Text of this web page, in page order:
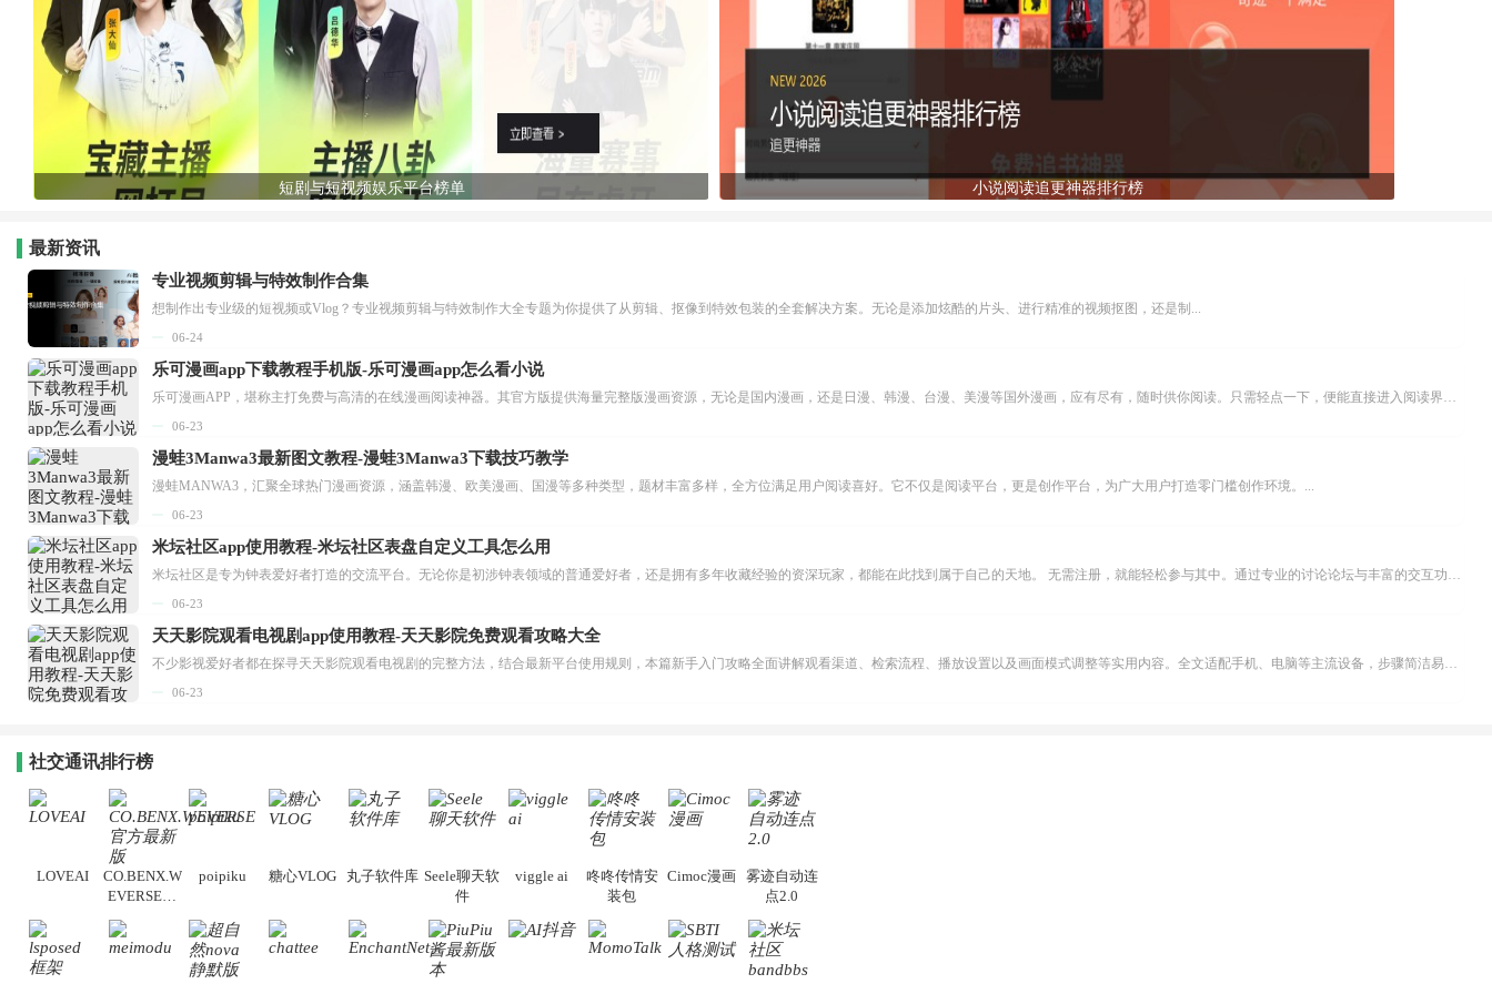
短剧与短视频娱乐平台榜单 小说阅读追更神器排行榜
最新资讯
专业视频剪辑与特效制作合集
想制作出专业级的短视频或Vlog？专业视频剪辑与特效制作大全专题为你提供了从剪辑、抠像到特效包装的全套解决方案。无论是添加炫酷的片头、进行精准的视频抠图，还是制...
06-24
乐可漫画app下载教程手机版-乐可漫画app怎么看小说
乐可漫画APP，堪称主打免费与高清的在线漫画阅读神器。其官方版提供海量完整版漫画资源，无论是国内漫画，还是日漫、韩漫、台漫、美漫等国外漫画，应有尽有，随时供你阅读。只需轻点一下，便能直接进入阅读界面。不仅如此，乐可漫画最新版本更新速度极快，在这里，你总能抢先看到全网一手漫画章节内容！...
06-23
漫蛙3Manwa3最新图文教程-漫蛙3Manwa3下载技巧教学
漫蛙MANWA3，汇聚全球热门漫画资源，涵盖韩漫、欧美漫画、国漫等多种类型，题材丰富多样，全方位满足用户阅读喜好。它不仅是阅读平台，更是创作平台，为广大用户打造零门槛创作环境。...
06-23
米坛社区app使用教程-米坛社区表盘自定义工具怎么用
米坛社区是专为钟表爱好者打造的交流平台。无论你是初涉钟表领域的普通爱好者，还是拥有多年收藏经验的资深玩家，都能在此找到属于自己的天地。 无需注册，就能轻松参与其中。通过专业的讨论论坛与丰富的交互功能，你可与世界各地的钟表爱好者畅快交流。若你钟情于钟表，米坛社区无疑是值得一试的理想之选。在这里，你能获取最新的手表资讯，交流见解，提升鉴赏品味，让每一块手表都成为收藏故事中重要的一部分。感兴趣的朋友，不要错过下载机会。...
06-23
天天影院观看电视剧app使用教程-天天影院免费观看攻略大全
不少影视爱好者都在探寻天天影院观看电视剧的完整方法，结合最新平台使用规则，本篇新手入门攻略全面讲解观看渠道、检索流程、播放设置以及画面模式调整等实用内容。全文适配手机、电脑等主流设备，步骤简洁易懂，无论是初次使用的新手，还是想要优化观影体验的用户，都能参照内容快速上手，熟练掌握平台各项操作技巧，轻松畅享影视内容。...
06-23
社交通讯排行榜
LOVEAI
CO.BENX.W
EVERSE官
poipiku 糖心VLOG 丸子软件库 Seele聊天软
件
viggle ai
咚咚传情安
装包
Cimoc漫画 雾迹自动连
点2.0